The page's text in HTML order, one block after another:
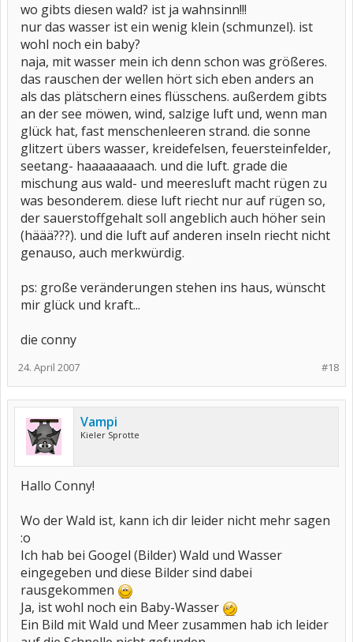
wo gibts diesen wald? ist ja wahnsinn!!!
nur das wasser ist ein wenig klein (schmunzel). ist
wohl noch ein baby?
naja, mit wasser mein ich denn schon was größeres.
das rauschen der wellen hört sich eben anders an
als das plätschern eines flüsschens. außerdem gibts
an der see möwen, wind, salzige luft und, wenn man
glück hat, fast menschenleeren strand. die sonne
glitzert übers wasser, kreidefelsen, feuersteinfelder,
seetang- haaaaaaaach. und die luft. grade die
mischung aus wald- und meeresluft macht rügen zu
was besonderem. diese luft riecht nur auf rügen so,
der sauerstoffgehalt soll angeblich auch höher sein
(häää???). und die luft auf anderen inseln riecht nicht
genauso, auch merkwürdig.
ps: große veränderungen stehen ins haus, wünscht
mir glück und kraft...
die conny
#18
24. April 2007
Vampi
Kieler Sprotte
Hallo Conny!
Wo der Wald ist, kann ich dir leider nicht mehr sagen
:o
Ich hab bei Googel (Bilder) Wald und Wasser
eingegeben und diese Bilder sind dabei
rausgekommen
Ja, ist wohl noch ein Baby-Wasser
Ein Bild mit Wald und Meer zusammen hab ich leider